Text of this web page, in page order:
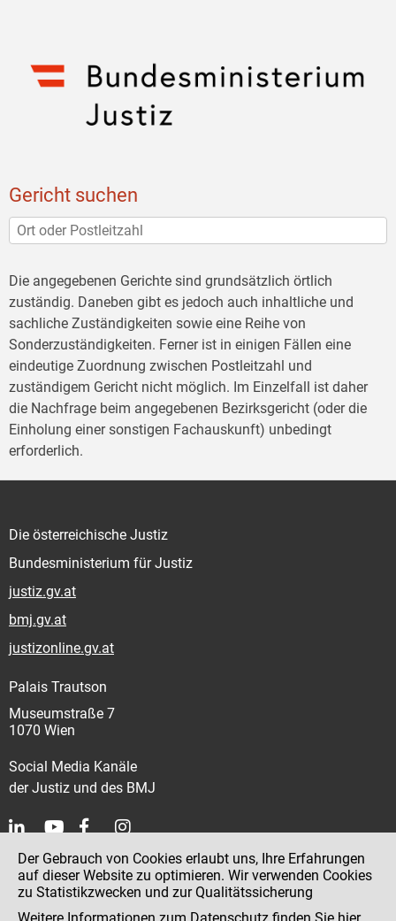
Gericht suchen
Die angegebenen Gerichte sind grundsätzlich örtlich
zuständig. Daneben gibt es jedoch auch inhaltliche und
sachliche Zuständigkeiten sowie eine Reihe von
Sonderzuständigkeiten. Ferner ist in einigen Fällen eine
eindeutige Zuordnung zwischen Postleitzahl und
zuständigem Gericht nicht möglich. Im Einzelfall ist daher
die Nachfrage beim angegebenen Bezirksgericht (oder die
Einholung einer sonstigen Fachauskunft) unbedingt
erforderlich.
Die österreichische Justiz
Bundesministerium für Justiz
justiz.gv.at
bmj.gv.at
justizonline.gv.at
Palais Trautson
Museumstraße 7
1070 Wien
Social Media Kanäle
der Justiz und des BMJ
Kontakt
Impressum
Der Gebrauch von Cookies erlaubt uns, Ihre Erfahrungen
auf dieser Website zu optimieren. Wir verwenden Cookies
zu Statistikzwecken und zur Qualitätssicherung